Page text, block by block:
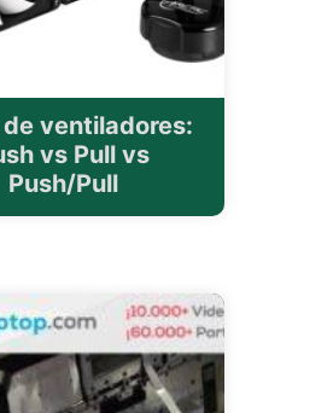
ventiladores:
vs Pull vs
Push/Pull